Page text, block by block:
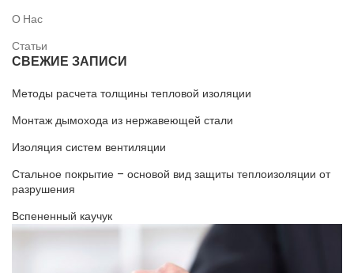
О Нас
Статьи
СВЕЖИЕ ЗАПИСИ
Методы расчета толщины тепловой изоляции
Монтаж дымохода из нержавеющей стали
Изоляция систем вентиляции
Стальное покрытие – основой вид защиты теплоизоляции от
разрушения
Вспененный каучук